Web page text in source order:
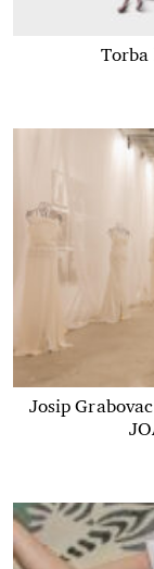
Torba
Josip